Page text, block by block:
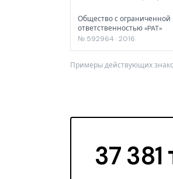
Общество с ограниченной
ответственностью «PAT»
№ 592964 · 2016
Примеры действующих
37